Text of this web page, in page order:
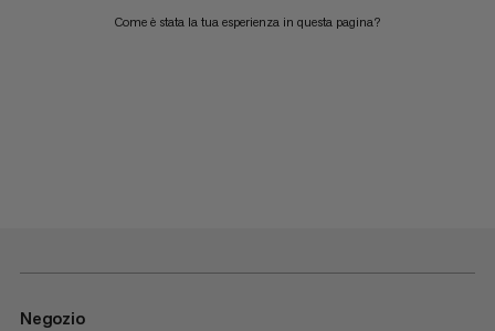
Come è stata la tua esperienza in questa pagina?
Negozio